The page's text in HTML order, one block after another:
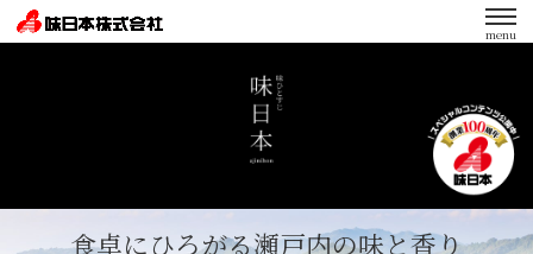
menu
食卓にひろがる瀬戸内の味と香り